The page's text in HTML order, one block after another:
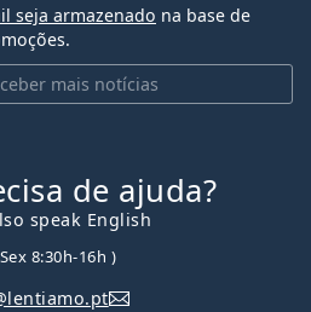
mais notícias
seja armazenado na base de
de ajuda?
speak English
8:30h-16h )